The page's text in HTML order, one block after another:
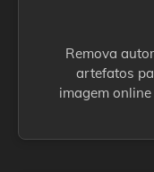
Remova
artefatos
imagem